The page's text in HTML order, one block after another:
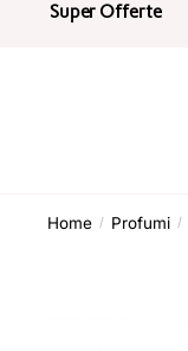
Super Offerte
Home / Profumi /